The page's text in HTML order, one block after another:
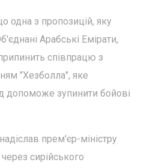
з пропозицій, яку
Арабські Емірати,
співпрацю з
"Хезболла", яке
допоможе зупинити бойові
прем'єр-міністру
сирійського